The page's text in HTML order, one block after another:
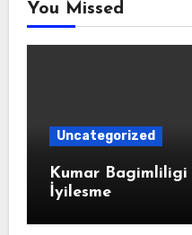
You Missed
Uncategorized
Kumar Bagimliligi
İyilesme